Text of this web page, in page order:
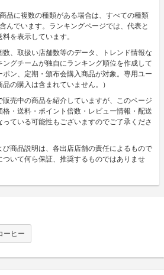
品に複数の種類がある場合は、すべての種類
んでいます。ランキングページでは、代表と
を表示しています。
、取扱い店舗数等のデータ、トレンド情報な
ングチームが独自にランキング順位を作成して
ン、定期・頒布会購入商品が対象。専用ユー
の購入は含まれていません。）
売中の商品を紹介していますが、このページ
・送料・ポイント倍数・レビュー情報・配送
ている可能性もございますのでご了承くださ
商品説明は、各出店店舗の責任によるもので
いて何ら保証、推奨するものではありませ
ーヒー